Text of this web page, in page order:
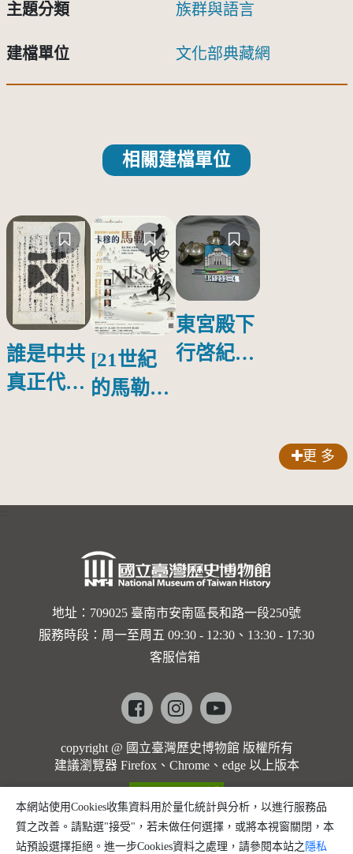
主題分類 族群與語言
建檔單位 文化部典藏網
相關建檔單位
誰是中共
真正代言
[21世紀
的馬勒、
的依戀—
勒大地之
歌]【對
世界與生
命的依戀
馬勒大地
之歌】
東宮殿下
行啓紀念
更 多
地址：709025 臺南市安南區長和路一段250號
服務時段：周一至周五 09:30 - 12:30、13:30 - 17:30
客服信箱
Facebookinstagramyoutube
copyright @ 國立臺灣歷史博物館 版權所有
建議瀏覽器 Firefox、Chrome、edge 以上版本
本網站使用Cookies收集資料用於量化統計與分析，以進行服務品
質之改善。請點選"接受"，若未做任何選擇，或將本視窗關閉，本
站預設選擇拒絕。進一步Cookies資料之處理，請參閱本站之 隱私